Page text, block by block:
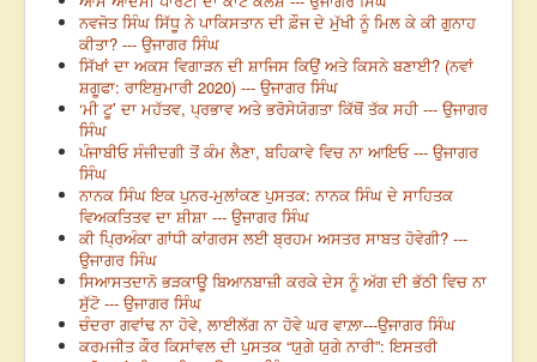
ਨਵਜੋਤ ਸਿੰਘ ਸਿੱਧੂ ਨੇ ਪਾਕਿਸਤਾਨ ਦੀ ਫ਼ੌਜ ਦੇ ਮੁੱਖੀ ਨੂੰ ਮਿਲ ਕੇ ਕੀ ਗੁਨਾਹ
ਕੀਤਾ? --- ਉਜਾਗਰ ਸਿੰਘ
ਸਿੱਖਾਂ ਦਾ ਅਕਸ ਵਿਗਾੜਨ ਦੀ ਸ਼ਾਜਿਸ ਕਿਉਂ ਅਤੇ ਕਿਸਨੇ ਬਣਾਈ? (ਨਵਾਂ
ਸ਼ਗੂਫਾ: ਰਾਇਸ਼ੁਮਾਰੀ 2020) --- ਉਜਾਗਰ ਸਿੰਘ
‘ਮੀ ਟੂ’ ਦਾ ਮਹੱਤਵ, ਪ੍ਰਭਾਵ ਅਤੇ ਭਰੋਸੇਯੋਗਤਾ ਕਿੱਥੋਂ ਤੱਕ ਸਹੀ --- ਉਜਾਗਰ
ਸਿੰਘ
ਪੰਜਾਬੀਓ ਸੰਜੀਦਗੀ ਤੋਂ ਕੰਮ ਲੈਣਾ, ਬਹਿਕਾਵੇ ਵਿਚ ਨਾ ਆਇਓ --- ਉਜਾਗਰ
ਸਿੰਘ
ਨਾਨਕ ਸਿੰਘ ਇਕ ਪੁਨਰ-ਮੁਲਾਂਕਣ ਪੁਸਤਕ: ਨਾਨਕ ਸਿੰਘ ਦੇ ਸਾਹਿਤਕ
ਵਿਅਕਤਿਤਵ ਦਾ ਸ਼ੀਸ਼ਾ --- ਉਜਾਗਰ ਸਿੰਘ
ਕੀ ਪ੍ਰਿਅੰਕਾ ਗਾਂਧੀ ਕਾਂਗਰਸ ਲਈ ਬ੍ਰਹਮ ਅਸਤਰ ਸਾਬਤ ਹੋਵੇਗੀ? ---
ਉਜਾਗਰ ਸਿੰਘ
ਸਿਆਸਤਦਾਨੋ ਭੜਕਾਊ ਬਿਆਨਬਾਜ਼ੀ ਕਰਕੇ ਦੇਸ ਨੂੰ ਅੱਗ ਦੀ ਭੱਠੀ ਵਿਚ ਨਾ
ਸੁੱਟੋ --- ਉਜਾਗਰ ਸਿੰਘ
ਚੰਦਰਾ ਗਵਾਂਢ ਨਾ ਹੋਵੇ, ਲਾਈਲੱਗ ਨਾ ਹੋਵੇ ਘਰ ਵਾਲ਼ਾ---ਉਜਾਗਰ ਸਿੰਘ
ਕਰਮਜੀਤ ਕੌਰ ਕਿਸਾਂਵਲ ਦੀ ਪੁਸਤਕ “ਯੁਗੇ ਯੁਗੇ ਨਾਰੀ”: ਇਸਤਰੀ